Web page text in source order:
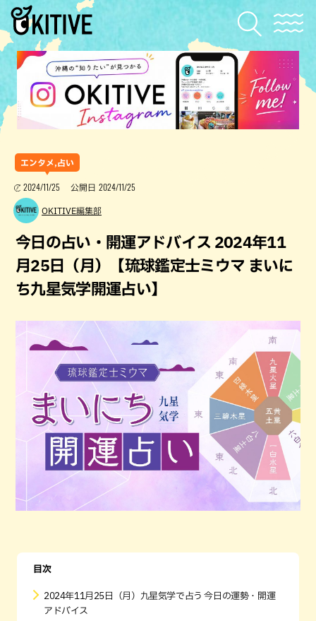
エンタメ,占い
2024/11/25 公開日 2024/11/25
OKITIVE編集部
今日の占い・開運アドバイス 2024年11
月25日（月）【琉球鑑定士ミウマ まいに
ち九星気学開運占い】
目次
2024年11月25日（月）九星気学で占う 今日の運勢・開運
アドバイス